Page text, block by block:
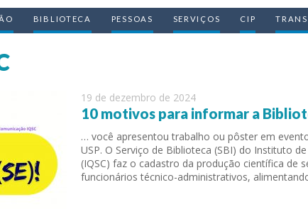
BIBLIOTECA PESSOAS SERVIÇOS CIP
19 de dezembro de 2024
10 motivos para informar a
… você apresentou trabalho ou pôster em
USP. O Serviço de Biblioteca (SBI) do Instituto
(IQSC) faz o cadastro da produção científica de
funcionários técnico-administrativos,